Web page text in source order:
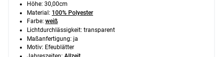
Höhe: 30,00cm
Material: 100% Polyester
Farbe: weiß
Lichtdurchlässigkeit: transparent
Maßanfertigung: ja
Motiv: Efeublätter